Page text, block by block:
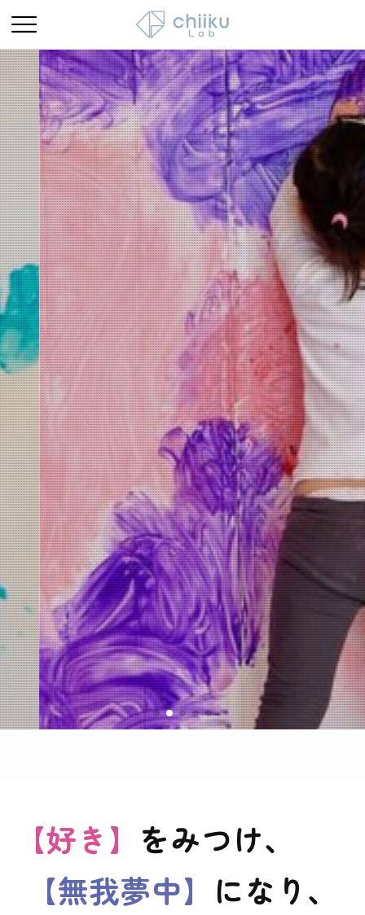
【好き】 をみつけ、
【無我夢中】 になり、